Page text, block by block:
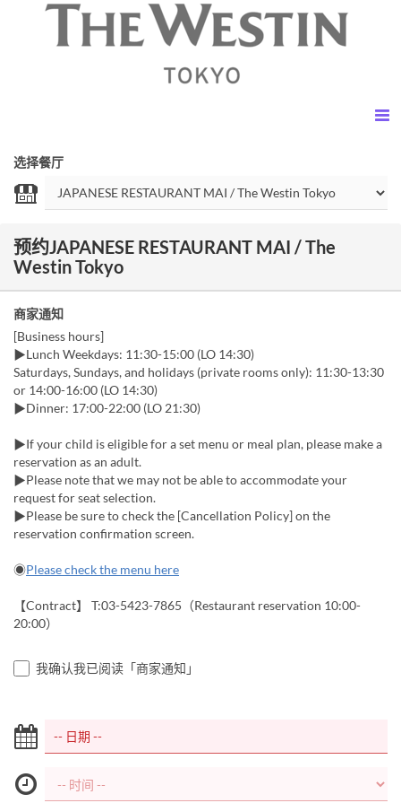
选择餐厅
预约JAPANESE RESTAURANT MAI / The
Westin Tokyo
商家通知
[Business hours]
▶Lunch Weekdays: 11:30-15:00 (LO 14:30)
Saturdays, Sundays, and holidays (private rooms only): 11:30-13:30
or 14:00-16:00 (LO 14:30)
▶Dinner: 17:00-22:00 (LO 21:30)
▶If your child is eligible for a set menu or meal plan, please make a
reservation as an adult.
▶Please note that we may not be able to accommodate your
request for seat selection.
▶Please be sure to check the [Cancellation Policy] on the
reservation confirmation screen.
◉Please check the menu here
【Contract】 T:03-5423-7865（Restaurant reservation 10:00-
20:00）
我确认我已阅读「商家通知」